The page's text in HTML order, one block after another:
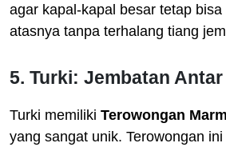
agar kapal-kapal besar tetap bisa
atasnya tanpa terhalang tiang
5. Turki: Jembatan
Turki memiliki Terowongan
yang sangat unik. Terowongan